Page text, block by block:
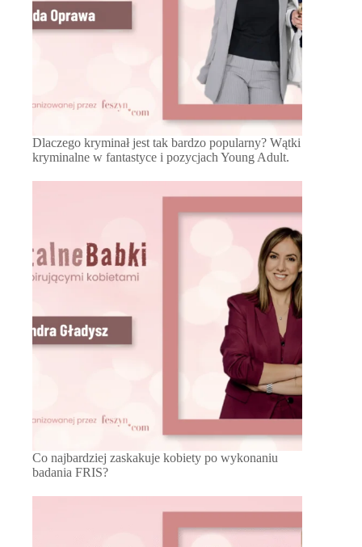
Dlaczego kryminał jest tak bardzo popularny? Wątki
kryminalne w fantastyce i pozycjach Young Adult.
Co najbardziej zaskakuje kobiety po wykonaniu
badania FRIS?